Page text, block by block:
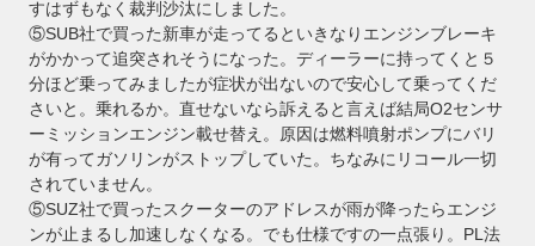
すはずもなく裁判沙汰にしました。
⑤SUB社で買った新車が走ってるといきなりエンジンブレーキ
がかかって追突されそうになった。ディーラーに持ってくと５
分ほど乗ってみましたが症状が出ないので安心して乗ってくだ
さいと。乗れるか。直せないなら訴えると言えば結局O2センサ
ーミッションエンジン載せ替え。原因は燃料噴射ポンプにバリ
が有ってガソリンがストップしていた。ちなみにリコール一切
されていません。
⑤SUZ社で買ったスクーターのアドレスが雨が降ったらエンジ
ンが止まるし加速しなくなる。でも仕様ですの一点張り。PL法